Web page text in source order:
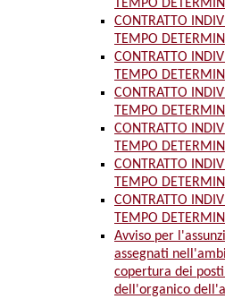
TEMPO
CONTRATTO
TEMPO
CONTRATTO
TEMPO
CONTRATTO
TEMPO
CONTRATTO
TEMPO
CONTRATTO
TEMPO
CONTRATTO
TEMPO
Avviso per
assegnati
copertura dei
dell'organico